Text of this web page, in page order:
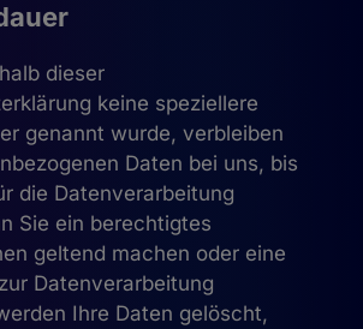
dieser
keine speziellere
genannt wurde, verbleiben
Daten bei uns, bis
die Datenverarbeitung
Sie ein berechtigtes
geltend machen oder eine
Datenverarbeitung
Ihre Daten gelöscht,